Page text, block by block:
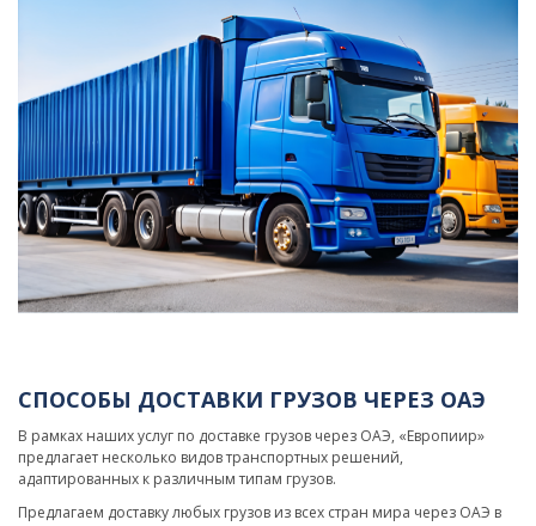
СПОСОБЫ ДОСТАВКИ ГРУЗОВ ЧЕРЕЗ ОАЭ
В рамках наших услуг по доставке грузов через ОАЭ, «Европиир»
предлагает несколько видов транспортных решений,
адаптированных к различным типам грузов.
Предлагаем доставку любых грузов из всех стран мира через ОАЭ в